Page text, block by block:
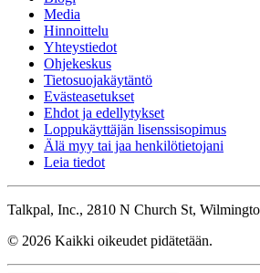
Media
Hinnoittelu
Yhteystiedot
Ohjekeskus
Tietosuojakäytäntö
Evästeasetukset
Ehdot ja edellytykset
Loppukäyttäjän lisenssisopimus
Älä myy tai jaa henkilötietojani
Leia tiedot
Talkpal, Inc., 2810 N Church St,
© 2026 Kaikki oikeudet pidätetään.